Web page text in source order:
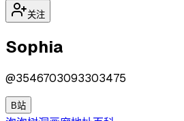
关注
Sophia
@3546703093303475
B站